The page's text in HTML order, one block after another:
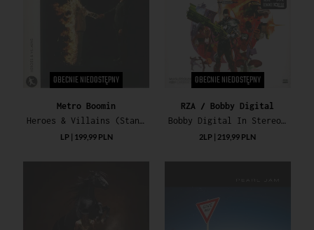
OBECNIE NIEDOSTĘPNY
Metro Boomin
Heroes & Villains (Standard Vinyl Edition)
LP | 199,99 PLN
OBECNIE NIEDOSTĘPNY
RZA / Bobby Digital
Bobby Digital In Stereo (RSD23)
2LP | 219,99 PLN